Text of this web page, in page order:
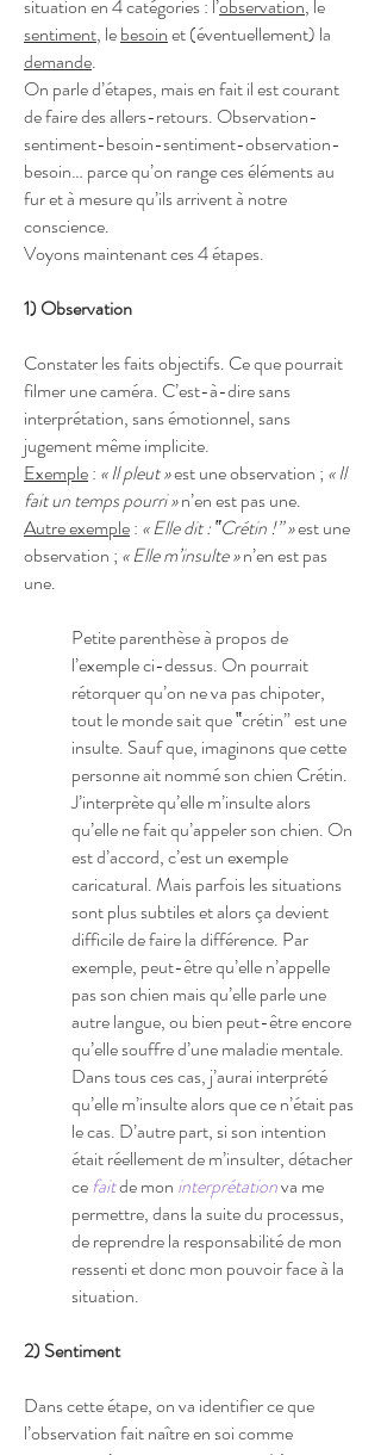
situation en 4 catégories : l’observation, le
sentiment, lebesoinet (éventuellement) la
demande.
On parle d’étapes, mais en fait il est courant
de faire des allers-retours. Observation-
sentiment-besoin-sentiment-observation-
besoin… parce qu’on range ces éléments au
fur et à mesure qu’ils arrivent à notre
conscience.
Voyons maintenant ces 4 étapes.
1) Observation
Constater les faits objectifs. Ce que pourrait
filmer une caméra. C’est-à-dire sans
interprétation, sans émotionnel, sans
jugement même implicite.
Exemple: « Il pleut »est une observation ; « Il
fait un temps pourri »n’en est pas une.
Autre exemple: « Elle dit : ‟Crétin !” »est une
observation ; « Elle m’insulte »n’en est pas
une.
Petite parenthèse à propos de
l’exemple ci-dessus. On pourrait
rétorquer qu’on ne va pas chipoter,
tout le monde sait que ‟crétin” est une
insulte. Sauf que, imaginons que cette
personne ait nommé son chien Crétin.
J’interprète qu’elle m’insulte alors
qu’elle ne fait qu’appeler son chien. On
est d’accord, c’est un exemple
caricatural. Mais parfois les situations
sont plus subtiles et alors ça devient
difficile de faire la différence. Par
exemple, peut-être qu’elle n’appelle
pas son chien mais qu’elle parle une
autre langue, ou bien peut-être encore
qu’elle souffre d’une maladie mentale.
Dans tous ces cas, j’aurai interprété
qu’elle m’insulte alors que ce n’était pas
le cas. D’autre part, si son intention
était réellement de m’insulter, détacher
cefaitdemon interprétationva me
permettre, dans la suite du processus,
de reprendre la responsabilité de mon
ressenti et donc mon pouvoir face à la
situation.
2) Sentiment
Dans cette étape, on va identifier ce que
l’observation fait naître en soi comme